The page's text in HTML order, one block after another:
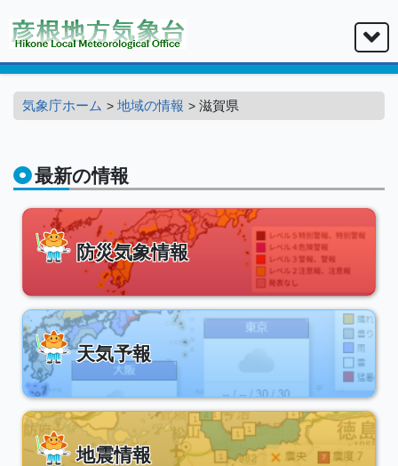
気象庁ホーム 地域の情報 滋賀県
最新の情報
防災気象情報
天気予報
地震情報